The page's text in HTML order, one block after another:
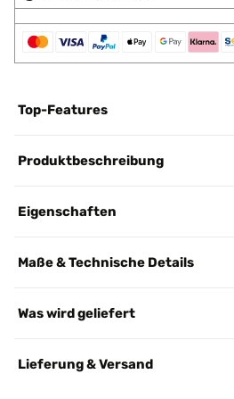
Top-Features
Produktbeschreibung
Eigenschaften
Maße & Technische Details
Was wird geliefert
Lieferung & Versand